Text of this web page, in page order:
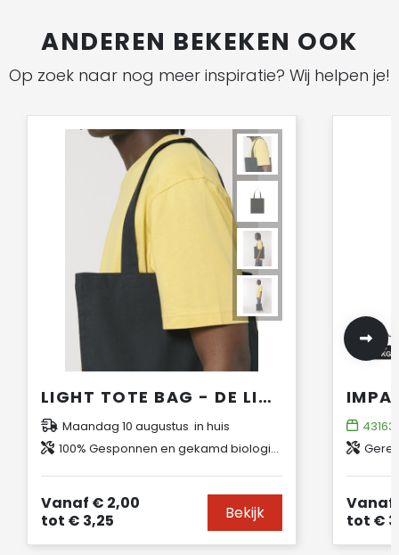
ANDEREN BEKEKEN OOK
Op zoek naar nog meer inspiratie? Wij helpen je!
LIGHT TOTE BAG - DE LICHTE GEWEVEN TOTE BAG
Maandag 10 augustus in huis
100% Gesponnen en gekamd biologisch katoen
Vanaf € 2,00
tot € 3,25 Bekijk
43163
Vanaf
tot €